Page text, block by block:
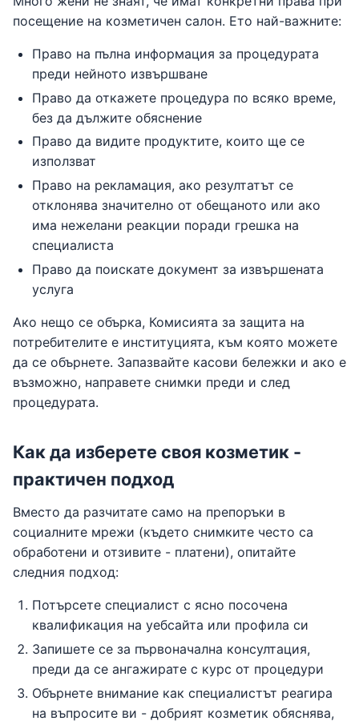
посещение на козметичен салон. Ето най-важните:
Право на пълна информация за процедурата
преди нейното извършване
Право да откажете процедура по всяко време,
без да дължите обяснение
Право да видите продуктите, които ще се
използват
Право на рекламация, ако резултатът се
отклонява значително от обещаното или ако
има нежелани реакции поради грешка на
специалиста
Право да поискате документ за извършената
услуга
Ако нещо се обърка, Комисията за защита на
потребителите е институцията, към която можете
да се обърнете. Запазвайте касови бележки и ако е
възможно, направете снимки преди и след
процедурата.
Как да изберете своя козметик -
практичен подход
Вместо да разчитате само на препоръки в
социалните мрежи (където снимките често са
обработени и отзивите - платени), опитайте
следния подход:
Потърсете специалист с ясно посочена
квалификация на уебсайта или профила си
Запишете се за първоначална консултация,
преди да се ангажирате с курс от процедури
Обърнете внимание как специалистът реагира
на въпросите ви - добрият козметик обяснява,